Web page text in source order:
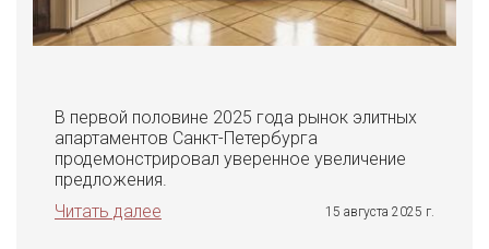
В первой половине 2025 года рынок элитных
апартаментов Санкт-Петербурга
продемонстрировал уверенное увеличение
предложения.
Читать далее
15 августа 2025 г.